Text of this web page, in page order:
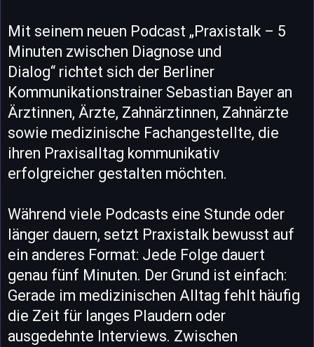
Mit seinem neuen Podcast „Praxistalk – 5
Minuten zwischen Diagnose und
Dialog“ richtet sich der Berliner
Kommunikationstrainer Sebastian Bayer an
Ärztinnen, Ärzte, Zahnärztinnen, Zahnärzte
sowie medizinische Fachangestellte, die
ihren Praxisalltag kommunikativ
erfolgreicher gestalten möchten.
Während viele Podcasts eine Stunde oder
länger dauern, setzt Praxistalk bewusst auf
ein anderes Format: Jede Folge dauert
genau fünf Minuten. Der Grund ist einfach:
Gerade im medizinischen Alltag fehlt häufig
die Zeit für langes Plaudern oder
ausgedehnte Interviews. Zwischen